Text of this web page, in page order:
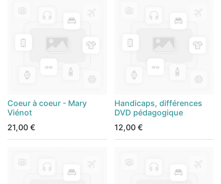
Coeur à coeur - Mary
Viénot
21,00 €
Handicaps, différences
DVD pédagogique
12,00€